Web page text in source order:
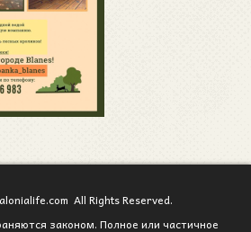
All Rights Reserved.
законом. Полное или частичное